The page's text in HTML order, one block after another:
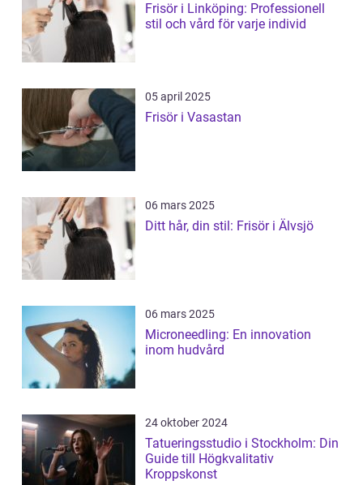
Frisör i Linköping: Professionell
stil och vård för varje individ
05 april 2025
Frisör i Vasastan
06 mars 2025
Ditt hår, din stil: Frisör i Älvsjö
06 mars 2025
Microneedling: En innovation
inom hudvård
24 oktober 2024
Tatueringsstudio i Stockholm: Din
Guide till Högkvalitativ
Kroppskonst